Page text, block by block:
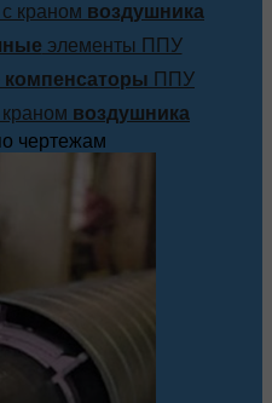
краном воздушника
элементы ППУ
ППУ
воздушника